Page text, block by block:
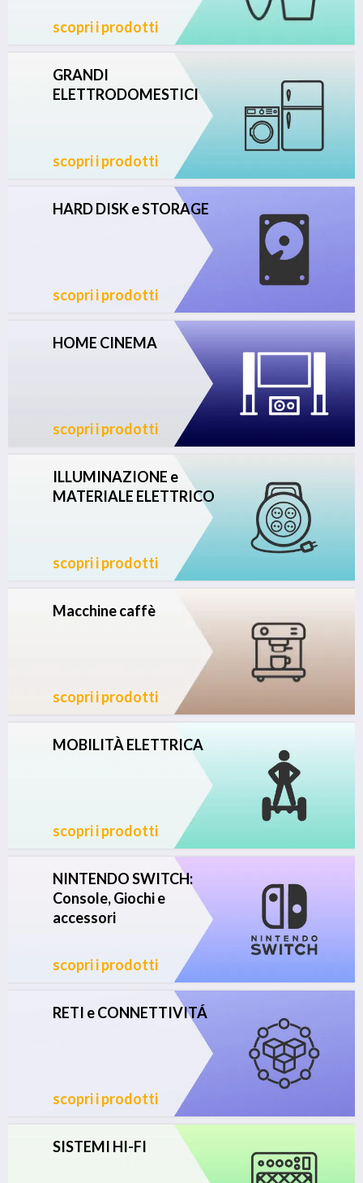
scopri i prodotti
GRANDI
ELETTRODOMESTICI
scopri i prodotti
HARD DISK e STORAGE
scopri i prodotti
HOME CINEMA
scopri i prodotti
ILLUMINAZIONE e
MATERIALE ELETTRICO
scopri i prodotti
Macchine caffè
scopri i prodotti
MOBILITÀ ELETTRICA
scopri i prodotti
NINTENDO SWITCH:
Console, Giochi e
accessori
scopri i prodotti
RETI e CONNETTIVITÁ
scopri i prodotti
SISTEMI HI-FI